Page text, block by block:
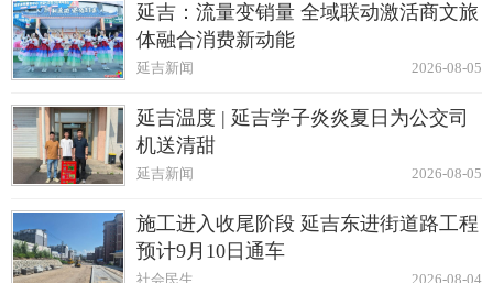
延吉：流量变销量 全域联动激活商文旅
体融合消费新动能
2026-08-05
延吉新闻
延吉温度 | 延吉学子炎炎夏日为公交司
机送清甜
2026-08-05
延吉新闻
施工进入收尾阶段 延吉东进街道路工程
预计9月10日通车
2026-08-04
社会民生